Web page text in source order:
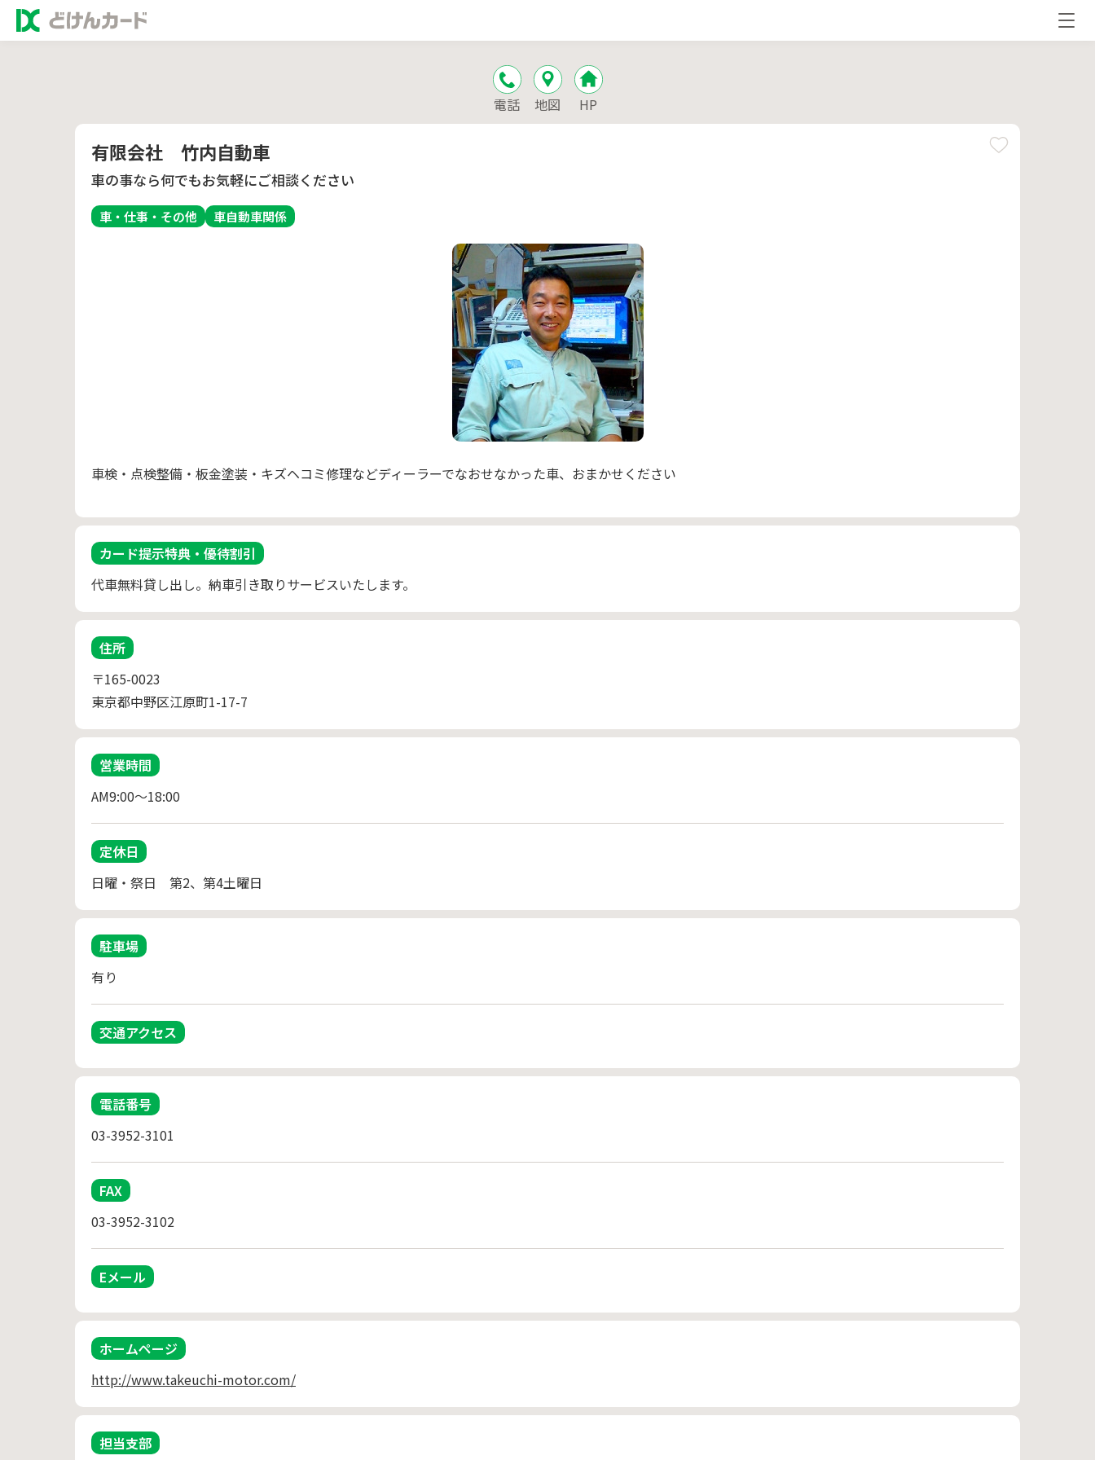
電話 地図 HP
有限会社 竹内自動車
車の事なら何でもお気軽にご相談ください
車・仕事・その他 車自動車関係
車検・点検整備・板金塗装・キズヘコミ修理などディーラーでなおせなかった車、おまかせください
カード提示特典・優待割引
代車無料貸し出し。納車引き取りサービスいたします。
住所
〒165-0023
東京都中野区江原町1-17-7
営業時間
AM9:00～18:00
定休日
日曜・祭日　第2、第4土曜日
駐車場
有り
交通アクセス
電話番号
03-3952-3101
FAX
03-3952-3102
Eメール
ホームページ
http://www.takeuchi-motor.com/
担当支部